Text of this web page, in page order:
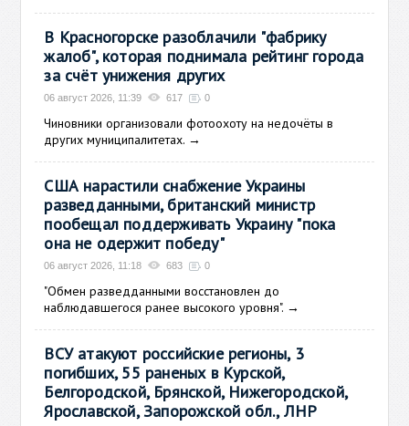
В Красногорске разоблачили "фабрику
жалоб", которая поднимала рейтинг города
за счёт унижения других
06 август 2026, 11:39 617 0
Чиновники организовали фотоохоту на недочёты в
других муниципалитетах. →
США нарастили снабжение Украины
разведданными, британский министр
пообещал поддерживать Украину "пока
она не одержит победу"
06 август 2026, 11:18 683 0
"Обмен разведданными восстановлен до
наблюдавшегося ранее высокого уровня". →
ВСУ атакуют российские регионы, 3
погибших, 55 раненых в Курской,
Белгородской, Брянской, Нижегородской,
Ярославской, Запорожской обл., ЛНР